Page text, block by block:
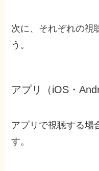
次に、それぞれの視
う。
アプリ（iOS・
アプリで視聴する場
す。